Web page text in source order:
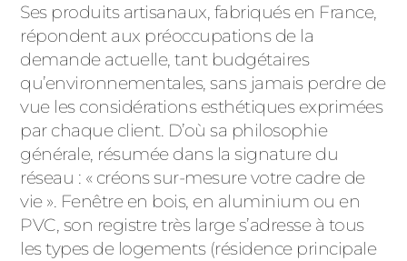
Ses produits artisanaux, fabriqués en France,
répondent aux préoccupations de la
demande actuelle, tant budgétaires
qu’environnementales, sans jamais perdre de
vue les considérations esthétiques exprimées
par chaque client. D’où sa philosophie
générale, résumée dans la signature du
réseau : « créons sur-mesure votre cadre de
vie ». Fenêtre en bois, en aluminium ou en
PVC, son registre très large s’adresse à tous
les types de logements (résidence principale